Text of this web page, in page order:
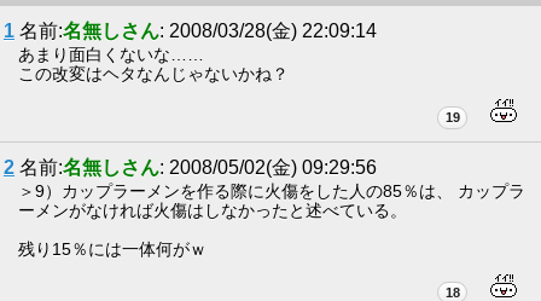
1 名前:名無しさん: 2008/03/28(金) 22:09:14
あまり面白くないな……
この改変はヘタなんじゃないかね？
19
2 名前:名無しさん: 2008/05/02(金) 09:29:56
＞9）カップラーメンを作る際に火傷をした人の85％は、 カップラ
ーメンがなければ火傷はしなかったと述べている。
残り15％には一体何がｗ
18